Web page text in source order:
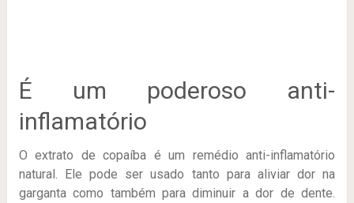
É um poderoso anti-
inflamatório
O extrato de copaíba é um remédio anti-inflamatório
natural. Ele pode ser usado tanto para aliviar dor na
garganta como também para diminuir a dor de dente.